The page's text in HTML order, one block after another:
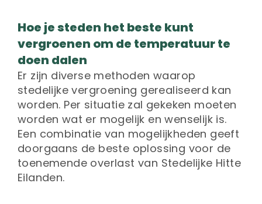
Hoe je steden het beste kunt
vergroenen om de temperatuur te
doen dalen
Er zijn diverse methoden waarop
stedelijke vergroening gerealiseerd kan
worden. Per situatie zal gekeken moeten
worden wat er mogelijk en wenselijk is.
Een combinatie van mogelijkheden geeft
doorgaans de beste oplossing voor de
toenemende overlast van Stedelijke Hitte
Eilanden.